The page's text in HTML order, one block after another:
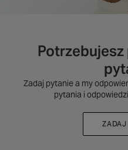
Zadaj pytanie a my
pytania i
ZADAJ